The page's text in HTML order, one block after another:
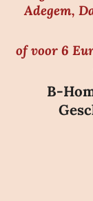
Adegem,
of voor 6
B-